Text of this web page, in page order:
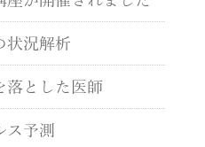
状況解析
落とした医師
ス予測